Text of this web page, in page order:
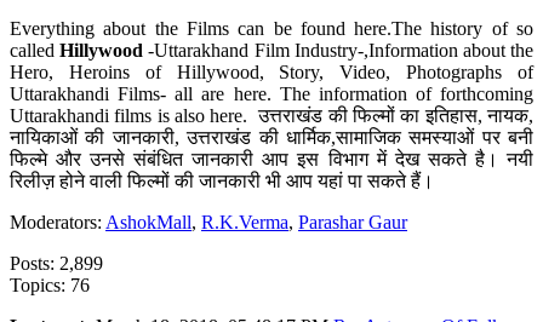
Everything about the Films can be found here.The history of so
calledHillywood-Uttarakhand Film Industry-,Information about the
Hero, Heroins of Hillywood, Story, Video, Photographs of
Uttarakhandi Films- all are here. The information of forthcoming
Uttarakhandi films is also here. उत्तराखंड की फिल्मों का इतिहास, नायक,
नायिकाओं की जानकारी, उत्तराखंड की धार्मिक,सामाजिक समस्याओं पर बनी
फिल्मे और उनसे संबंधित जानकारी आप इस विभाग में देख सकते है। नयी
रिलीज़ होने वाली फिल्मों की जानकारी भी आप यहां पा सकते हैं।
Moderators: AshokMall, R.K.Verma, Parashar Gaur
Posts: 2,899
Topics: 76